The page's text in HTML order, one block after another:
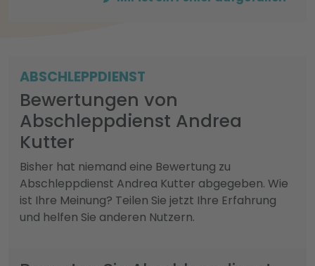
ABSCHLEPPDIENST
Bewertungen von
Abschleppdienst Andrea
Kutter
Bisher hat niemand eine Bewertung zu
Abschleppdienst Andrea Kutter abgegeben. Wie
ist Ihre Meinung? Teilen Sie jetzt Ihre Erfahrung
und helfen Sie anderen Nutzern.